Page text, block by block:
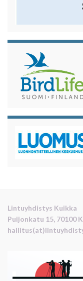
Lintuyhdistys Kuikka
Puijonkatu 15, 70100